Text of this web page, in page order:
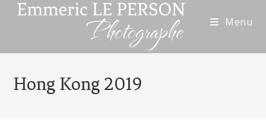
Menu
Hong Kong 2019